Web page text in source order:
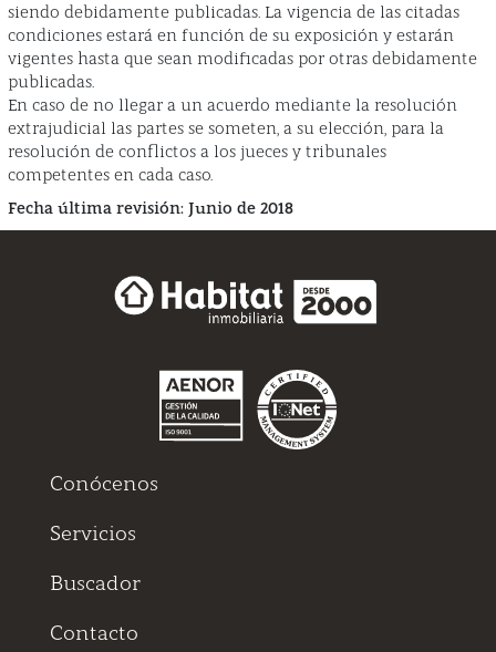
siendo debidamente publicadas. La vigencia de las citadas
condiciones estará en función de su exposición y estarán
vigentes hasta que sean modificadas por otras debidamente
publicadas.
En caso de no llegar a un acuerdo mediante la resolución
extrajudicial las partes se someten, a su elección, para la
resolución de conflictos a los jueces y tribunales
competentes en cada caso.
Fecha última revisión: Junio de 2018
Conócenos
Servicios
Buscador
Contacto